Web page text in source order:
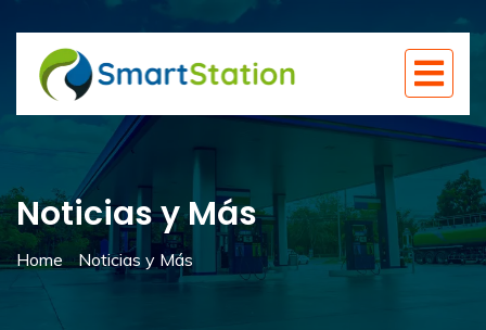
Noticias y Más
Home Noticias y Más